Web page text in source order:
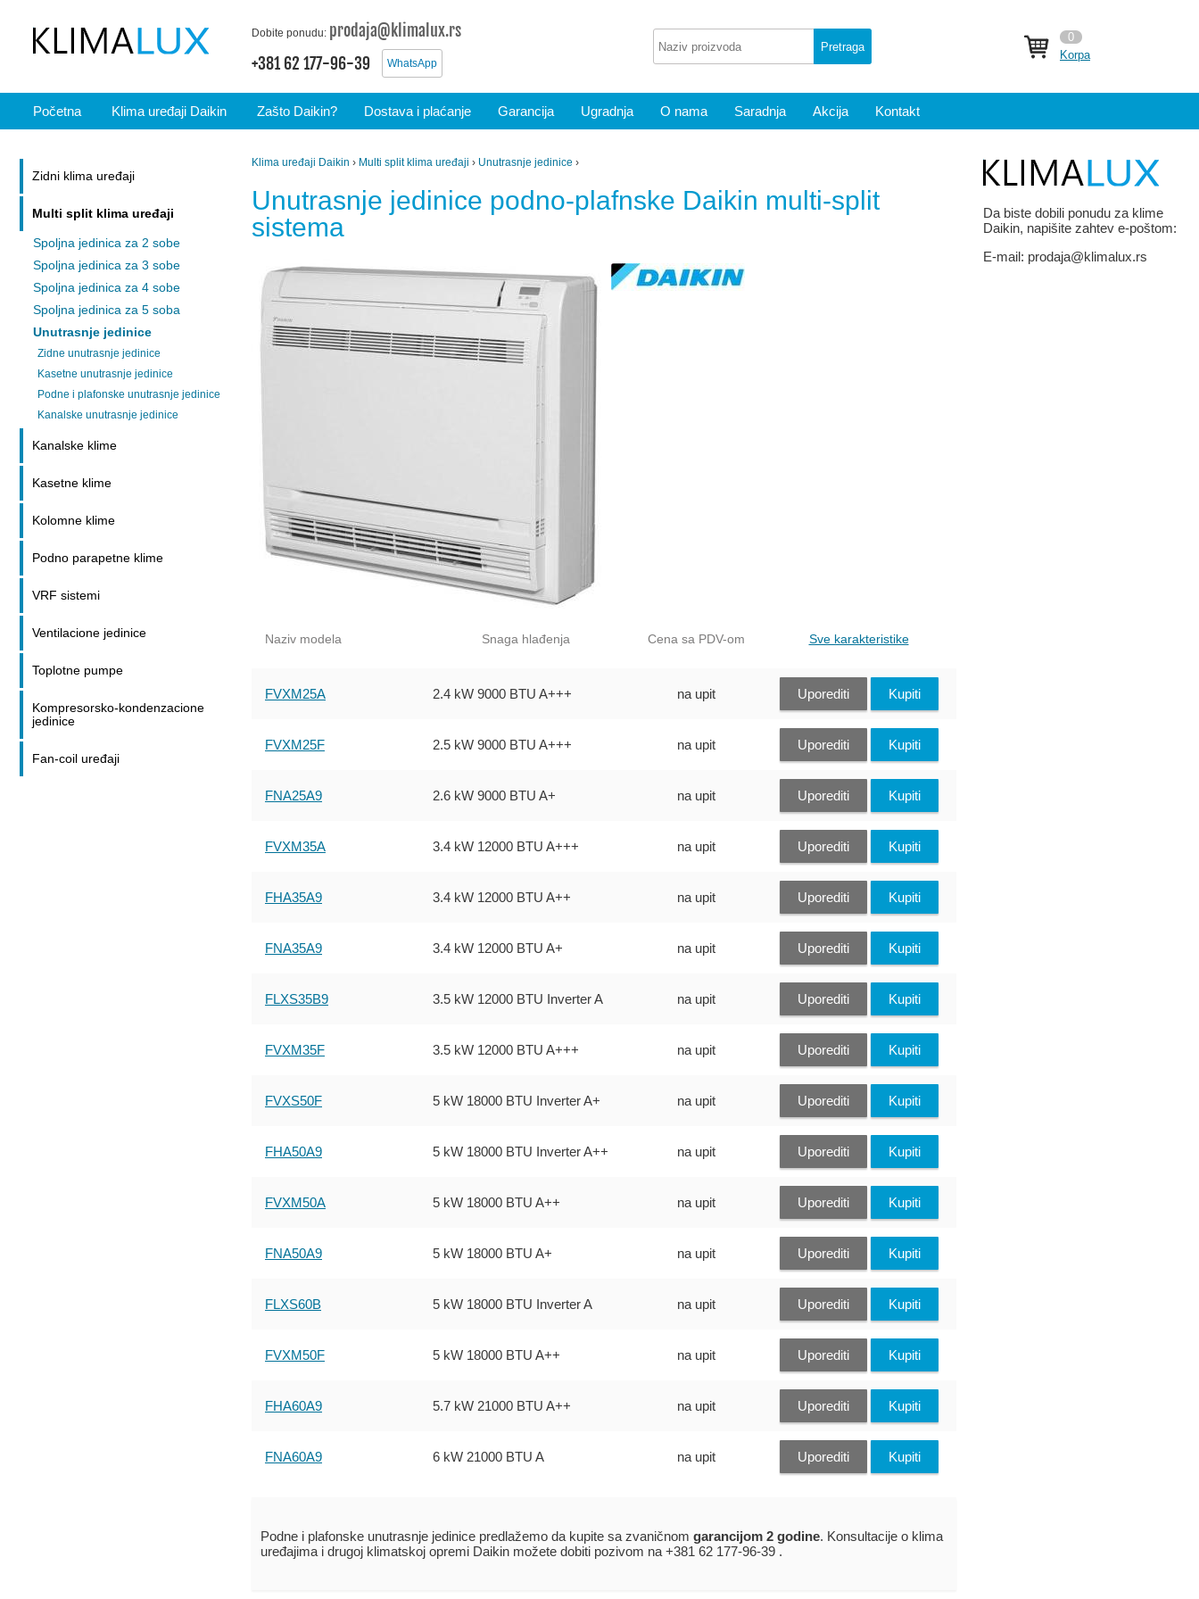
Dobite ponudu: prodaja@klimalux.rs
+381 62 177-96-39
WhatsApp
Pretraga
0
Korpa
Početna Klima uređaji Daikin Zašto Daikin? Dostava i plaćanje Garancija Ugradnja O nama Saradnja Akcija Kontakt
Klima uređaji Daikin › Multi split klima uređaji › Unutrasnje jedinice ›
Unutrasnje jedinice podno-plafnske Daikin multi-split
sistema
Naziv modela Snaga hlađenja Cena sa PDV-om Sve karakteristike
FVXM25A 2.4 kW 9000 BTU A+++ na upit Uporediti Kupiti
FVXM25F 2.5 kW 9000 BTU A+++ na upit Uporediti Kupiti
FNA25A9 2.6 kW 9000 BTU A+ na upit Uporediti Kupiti
FVXM35A 3.4 kW 12000 BTU A+++ na upit Uporediti Kupiti
FHA35A9 3.4 kW 12000 BTU A++ na upit Uporediti Kupiti
FNA35A9 3.4 kW 12000 BTU A+ na upit Uporediti Kupiti
FLXS35B9 3.5 kW 12000 BTU InverterA na upit Uporediti Kupiti
FVXM35F 3.5 kW 12000 BTU A+++ na upit Uporediti Kupiti
FVXS50F 5 kW 18000 BTU InverterA+ na upit Uporediti Kupiti
FHA50A9 5 kW 18000 BTU InverterA++ na upit Uporediti Kupiti
FVXM50A 5 kW 18000 BTU A++ na upit Uporediti Kupiti
FNA50A9 5 kW 18000 BTU A+ na upit Uporediti Kupiti
FLXS60B 5 kW 18000 BTU InverterA na upit Uporediti Kupiti
FVXM50F 5 kW 18000 BTU A++ na upit Uporediti Kupiti
FHA60A9 5.7 kW 21000 BTU A++ na upit Uporediti Kupiti
FNA60A9 6 kW 21000 BTU A na upit Uporediti Kupiti
Podne i plafonske unutrasnje jedinice predlažemo da kupite sa zvaničnom garancijom 2 godine. Konsultacije o klima
uređajima i drugoj klimatskoj opremi Daikin možete dobiti pozivom na +381 62 177-96-39 .
Zidni klima uređaji
Multi split klima uređaji
Spoljna jedinica za 2 sobe
Spoljna jedinica za 3 sobe
Spoljna jedinica za 4 sobe
Spoljna jedinica za 5 soba
Unutrasnje jedinice
Zidne unutrasnje jedinice
Kasetne unutrasnje jedinice
Podne i plafonske unutrasnje jedinice
Kanalske unutrasnje jedinice
Kanalske klime
Kasetne klime
Kolomne klime
Podno parapetne klime
VRF sistemi
Ventilacione jedinice
Toplotne pumpe
Kompresorsko-kondenzacione
jedinice
Fan-coil uređaji
Da biste dobili ponudu za klime
Daikin, napišite zahtev e-poštom:
E-mail: prodaja@klimalux.rs